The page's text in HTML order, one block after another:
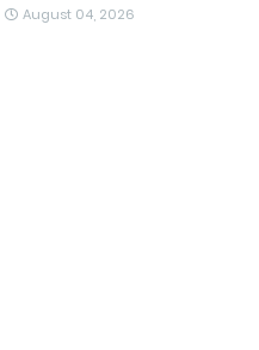
August 04, 2026